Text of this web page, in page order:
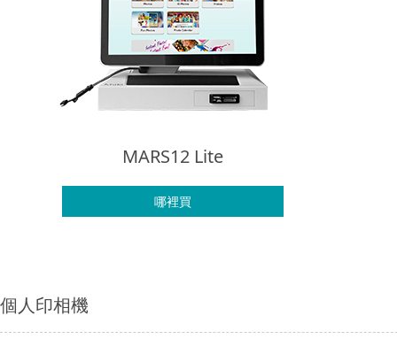
MARS12 Lite
哪裡買
個人印相機